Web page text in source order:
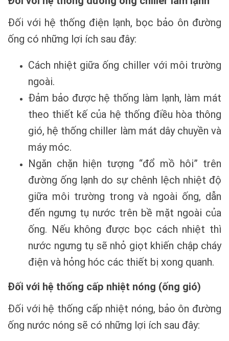
Đối với hệ thống điện lạnh, bọc bảo ôn đường
ống có những lợi ích sau đây:
Cách nhiệt giữa ống chiller với môi trường
ngoài.
Đảm bảo được hệ thống làm lạnh, làm mát
theo thiết kế của hệ thống điều hòa thông
gió, hệ thống chiller làm mát dây chuyền và
máy móc.
Ngăn chặn hiện tượng “đổ mồ hôi” trên
đường ống lạnh do sự chênh lệch nhiệt độ
giữa môi trường trong và ngoài ống, dẫn
đến ngưng tụ nước trên bề mặt ngoài của
ống. Nếu không được bọc cách nhiệt thì
nước ngưng tụ sẽ nhỏ giọt khiến chập cháy
điện và hỏng hóc các thiết bị xong quanh.
Đối với hệ thống cấp nhiệt nóng (ống gió)
Đối với hệ thống cấp nhiệt nóng, bảo ôn đường
ống nước nóng sẽ có những lợi ích sau đây: